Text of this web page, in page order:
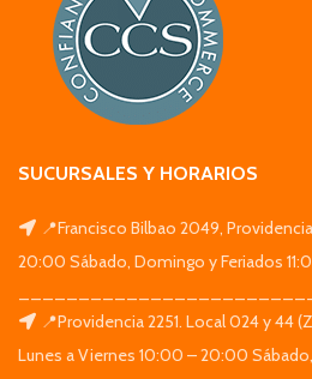
SUCURSALES Y HORARIOS
📍Francisco Bilbao 2049,
20:00 Sábado, Domingo y Feriados
📍Providencia 2251. Local 024 y 44
Lunes a Viernes 10:00 – 20:00